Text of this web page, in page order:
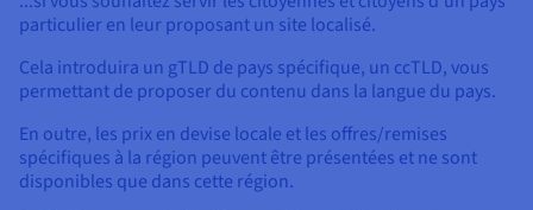
particulier en leur proposant un site localisé.
Cela introduira un gTLD de pays spécifique, un ccTLD, vous
permettant de proposer du contenu dans la langue du pays.
En outre, les prix en devise locale et les offres/remises
spécifiques à la région peuvent être présentées et ne sont
disponibles que dans cette région.